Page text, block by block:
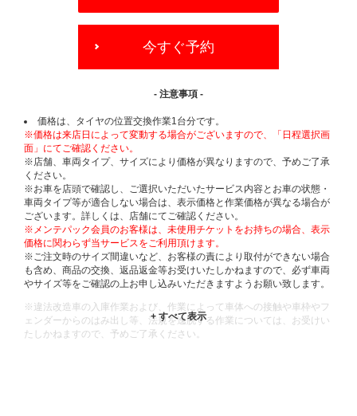
OPTIONS
今すぐ予約
- 注意事項 -
価格は、タイヤの位置交換作業1台分です。
※価格は来店日によって変動する場合がございますので、「日程選択画
面」にてご確認ください。
※店舗、車両タイプ、サイズにより価格が異なりますので、予めご了承
ください。
※お車を店頭で確認し、ご選択いただいたサービス内容とお車の状態・
車両タイプ等が適合しない場合は、表示価格と作業価格が異なる場合が
ございます。詳しくは、店舗にてご確認ください。
※メンテパック会員のお客様は、未使用チケットをお持ちの場合、表示
価格に関わらず当サービスをご利用頂けます。
※ご注文時のサイズ間違いなど、お客様の責により取付ができない場合
も含め、商品の交換、返品返金等お受けいたしかねますので、必ず車両
やサイズ等をご確認の上お申し込みいただきますようお願い致します。
※違法改造車の入庫作業および、作業によって車体への接触や車枠やフ
ェンダーからのはみ出し等、法規を逸脱する作業については、お受けい
たしかねますので、予めご了承ください。